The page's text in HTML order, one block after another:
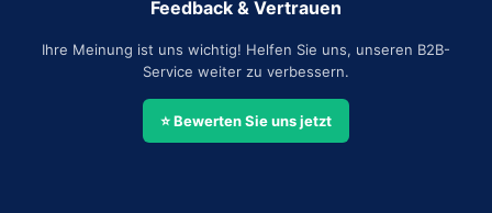
Feedback & Vertrauen
Ihre Meinung ist uns wichtig! Helfen Sie uns, unseren B2B-
Service weiter zu verbessern.
⭐ Bewerten Sie uns jetzt